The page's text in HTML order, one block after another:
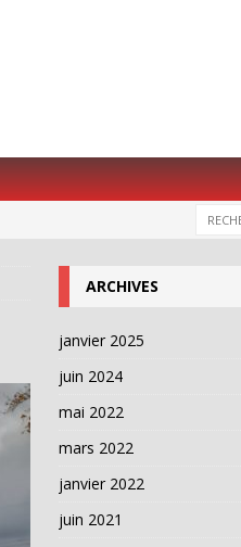
ARCHIVES
janvier 2025
juin 2024
mai 2022
mars 2022
janvier 2022
juin 2021